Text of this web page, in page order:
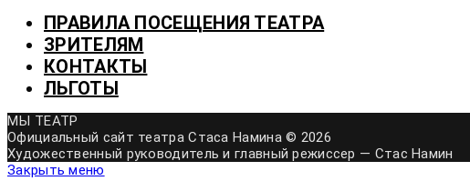
ПРАВИЛА ПОСЕЩЕНИЯ ТЕАТРА
ЗРИТЕЛЯМ
КОНТАКТЫ
ЛЬГОТЫ
МЫ ТЕАТР
Официальный сайт театра Стаса Намина © 2026
Художественный руководитель и главный режиссер — Стас Намин
Закрыть меню